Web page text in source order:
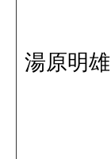
湯原明雄